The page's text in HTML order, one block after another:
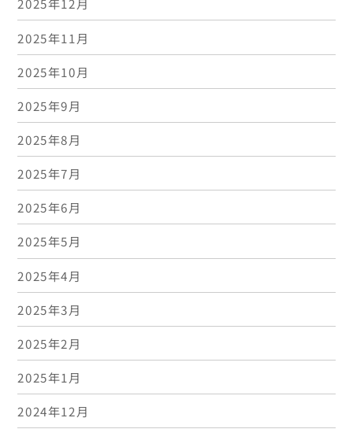
2025年11月
2025年10月
2025年9月
2025年8月
2025年7月
2025年6月
2025年5月
2025年4月
2025年3月
2025年2月
2025年1月
2024年12月